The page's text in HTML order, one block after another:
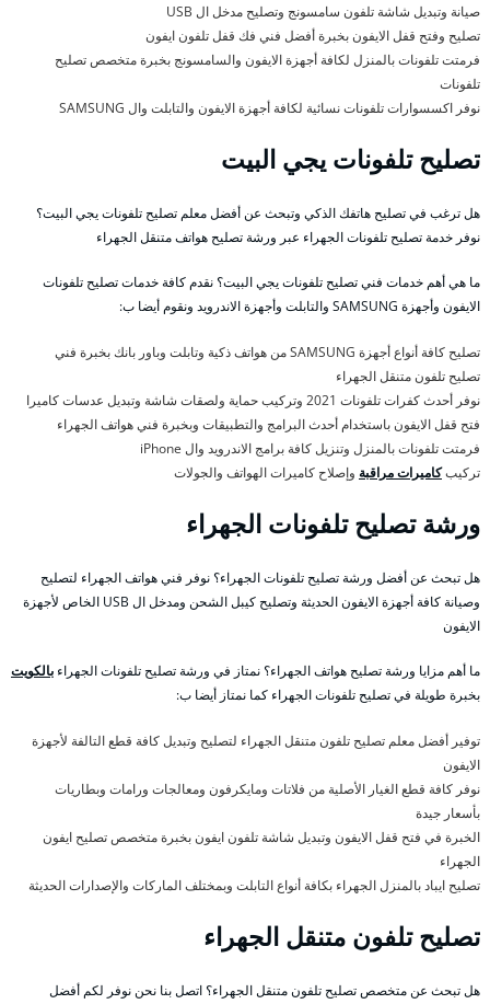
صيانة وتبديل شاشة تلفون سامسونج وتصليح مدخل ال USB
تصليح وفتح قفل الايفون بخبرة أفضل فني فك قفل تلفون ايفون
فرمتت تلفونات بالمنزل لكافة أجهزة الايفون والسامسونج بخبرة متخصص تصليح
تلفونات
نوفر اكسسوارات تلفونات نسائية لكافة أجهزة الايفون والتابلت وال SAMSUNG
تصليح تلفونات يجي البيت
هل ترغب في تصليح هاتفك الذكي وتبحث عن أفضل معلم تصليح تلفونات يجي البيت؟
نوفر خدمة تصليح تلفونات الجهراء عبر ورشة تصليح هواتف متنقل الجهراء
ما هي أهم خدمات فني تصليح تلفونات يجي البيت؟ نقدم كافة خدمات تصليح تلفونات
الايفون وأجهزة SAMSUNG والتابلت وأجهزة الاندرويد ونقوم أيضا ب:
تصليح كافة أنواع أجهزة SAMSUNG من هواتف ذكية وتابلت وباور بانك بخبرة فني
تصليح تلفون متنقل الجهراء
نوفر أحدث كفرات تلفونات 2021 وتركيب حماية ولصقات شاشة وتبديل عدسات كاميرا
فتح قفل الايفون باستخدام أحدث البرامج والتطبيقات وبخبرة فني هواتف الجهراء
فرمتت تلفونات بالمنزل وتنزيل كافة برامج الاندرويد وال iPhone
تركيبكاميرات مراقبة وإصلاح كاميرات الهواتف والجولات
ورشة تصليح تلفونات الجهراء
هل تبحث عن أفضل ورشة تصليح تلفونات الجهراء؟ نوفر فني هواتف الجهراء لتصليح
وصيانة كافة أجهزة الايفون الحديثة وتصليح كيبل الشحن ومدخل ال USB الخاص لأجهزة
الايفون
ما أهم مزايا ورشة تصليح هواتف الجهراء؟ نمتاز في ورشة تصليح تلفونات الجهراء بالكويت
بخبرة طويلة في تصليح تلفونات الجهراء كما نمتاز أيضا ب:
توفير أفضل معلم تصليح تلفون متنقل الجهراء لتصليح وتبديل كافة قطع التالفة لأجهزة
الايفون
نوفر كافة قطع الغيار الأصلية من فلاتات ومايكرفون ومعالجات ورامات وبطاريات
بأسعار جيدة
الخبرة في فتح قفل الايفون وتبديل شاشة تلفون ايفون بخبرة متخصص تصليح ايفون
الجهراء
تصليح ايباد بالمنزل الجهراء بكافة أنواع التابلت وبمختلف الماركات والإصدارات الحديثة
تصليح تلفون متنقل الجهراء
هل تبحث عن متخصص تصليح تلفون متنقل الجهراء؟ اتصل بنا نحن نوفر لكم أفضل